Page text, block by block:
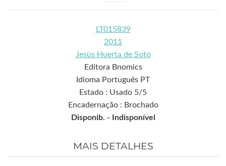
LT015839
2011
Jesús Huerta de Soto
Editora Bnomics
Idioma Português PT
Estado : Usado 5/5
Encadernação : Brochado
Disponib. -
Indisponível
MAIS DETALHES